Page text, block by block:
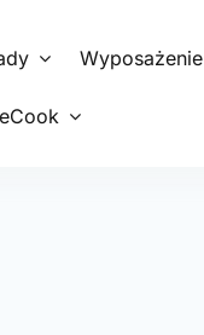
Wyposażenie